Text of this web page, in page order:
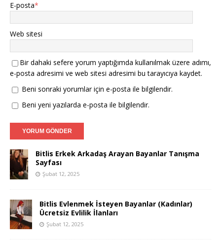
E-posta*
Web sitesi
Bir dahaki sefere yorum yaptığımda kullanılmak üzere adımı,
e-posta adresimi ve web sitesi adresimi bu tarayıcıya kaydet.
Beni sonraki yorumlar için e-posta ile bilgilendir.
Beni yeni yazılarda e-posta ile bilgilendir.
Bitlis Erkek Arkadaş Arayan Bayanlar Tanışma
Sayfası
Şubat 12, 2025
Bitlis Evlenmek İsteyen Bayanlar (Kadınlar)
Ücretsiz Evlilik İlanları
Şubat 12, 2025